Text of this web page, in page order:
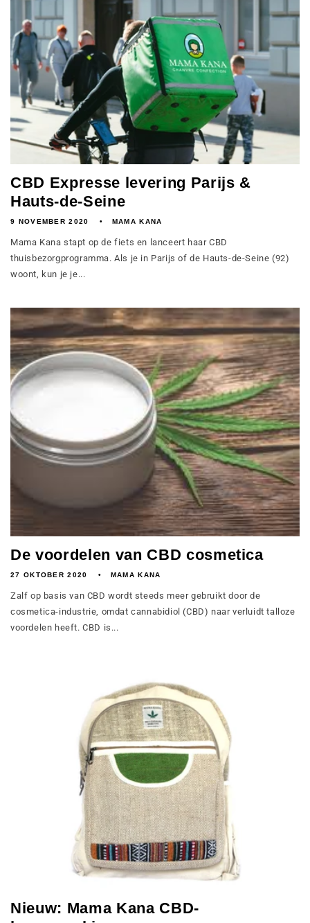
CBD Expresse levering Parijs &
Hauts-de-Seine
9 NOVEMBER 2020 MAMA KANA
Mama Kana stapt op de fiets en lanceert haar CBD
thuisbezorgprogramma. Als je in Parijs of de Hauts-de-Seine (92)
woont, kun je je...
De voordelen van CBD cosmetica
27 OKTOBER 2020 MAMA KANA
Zalf op basis van CBD wordt steeds meer gebruikt door de
cosmetica-industrie, omdat cannabidiol (CBD) naar verluidt talloze
voordelen heeft. CBD is...
Nieuw: Mama Kana CBD-